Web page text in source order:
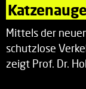
Mittels der
schutzlose
zeigt Prof. Dr.